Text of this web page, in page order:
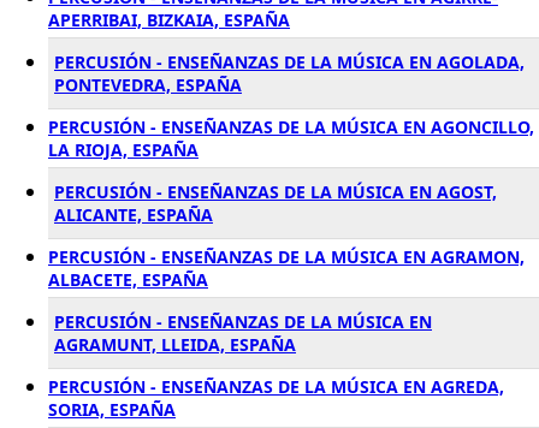
APERRIBAI, BIZKAIA, ESPAÑA
PERCUSIÓN - ENSEÑANZAS DE LA MÚSICA EN AGOLADA,
PONTEVEDRA, ESPAÑA
PERCUSIÓN - ENSEÑANZAS DE LA MÚSICA EN AGONCILLO,
LA RIOJA, ESPAÑA
PERCUSIÓN - ENSEÑANZAS DE LA MÚSICA EN AGOST,
ALICANTE, ESPAÑA
PERCUSIÓN - ENSEÑANZAS DE LA MÚSICA EN AGRAMON,
ALBACETE, ESPAÑA
PERCUSIÓN - ENSEÑANZAS DE LA MÚSICA EN
AGRAMUNT, LLEIDA, ESPAÑA
PERCUSIÓN - ENSEÑANZAS DE LA MÚSICA EN AGREDA,
SORIA, ESPAÑA